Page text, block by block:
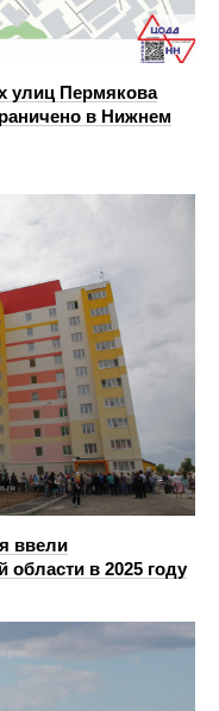
улиц Пермякова
в Нижнем
ввели
области в 2025 году